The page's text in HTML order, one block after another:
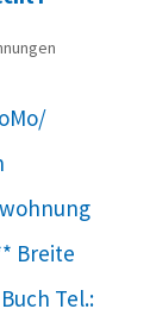
Breite
Tel.: